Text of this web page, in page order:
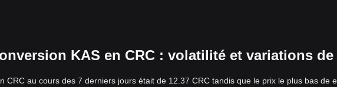
KAS en CRC : volatilité et variations de
CRC au cours des 7 derniers jours était de 12.37 CRC tandis que le prix le plus bas de